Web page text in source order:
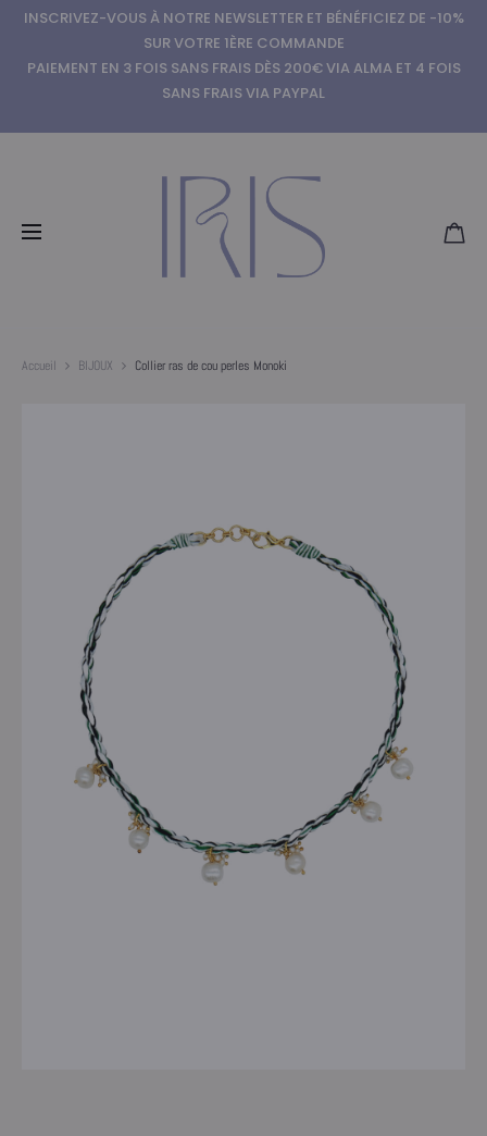
INSCRIVEZ-VOUS À NOTRE NEWSLETTER ET BÉNÉFICIEZ DE -10%
SUR VOTRE 1ÈRE COMMANDE
PAIEMENT EN 3 FOIS SANS FRAIS DÈS 200€ VIA ALMA ET 4 FOIS
SANS FRAIS VIA PAYPAL
Accueil BIJOUX Collier ras de cou perles Monoki